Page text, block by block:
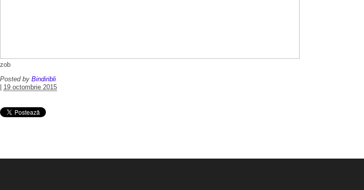
zob
Posted by Bindiribli
19 octombrie 2015